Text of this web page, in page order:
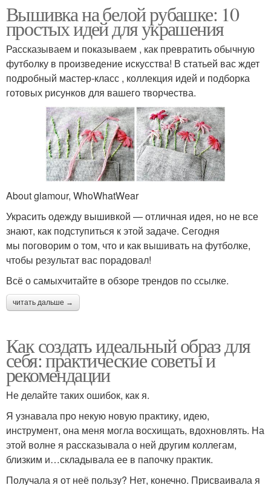
Вышивка на белой рубашке: 10
простых идей для украшения
Рассказываем и показываем , как превратить обычную
футболку в произведение искусства! В статьей вас ждет
подробный мастер-класс , коллекция идей и подборка
готовых рисунков для вашего творчества.
About glamour, WhoWhatWear
Украсить одежду вышивкой — отличная идея, но не все
знают, как подступиться к этой задаче. Сегодня
мы поговорим о том, что и как вышивать на футболке,
чтобы результат вас порадовал!
Всё о самыхчитайте в обзоре трендов по ссылке.
читать дальше →
Как создать идеальный образ для
себя: практические советы и
рекомендации
Не делайте таких ошибок, как я.
Я узнавала про некую новую практику, идею,
инструмент, она меня могла восхищать, вдохновлять. На
этой волне я рассказывала о ней другим коллегам,
близким и…складывала ее в папочку практик.
Получала я от неё пользу? Нет, конечно. Присваивала я